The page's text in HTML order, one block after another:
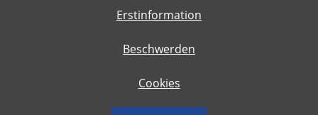
Erstinformation
Beschwerden
Cookies